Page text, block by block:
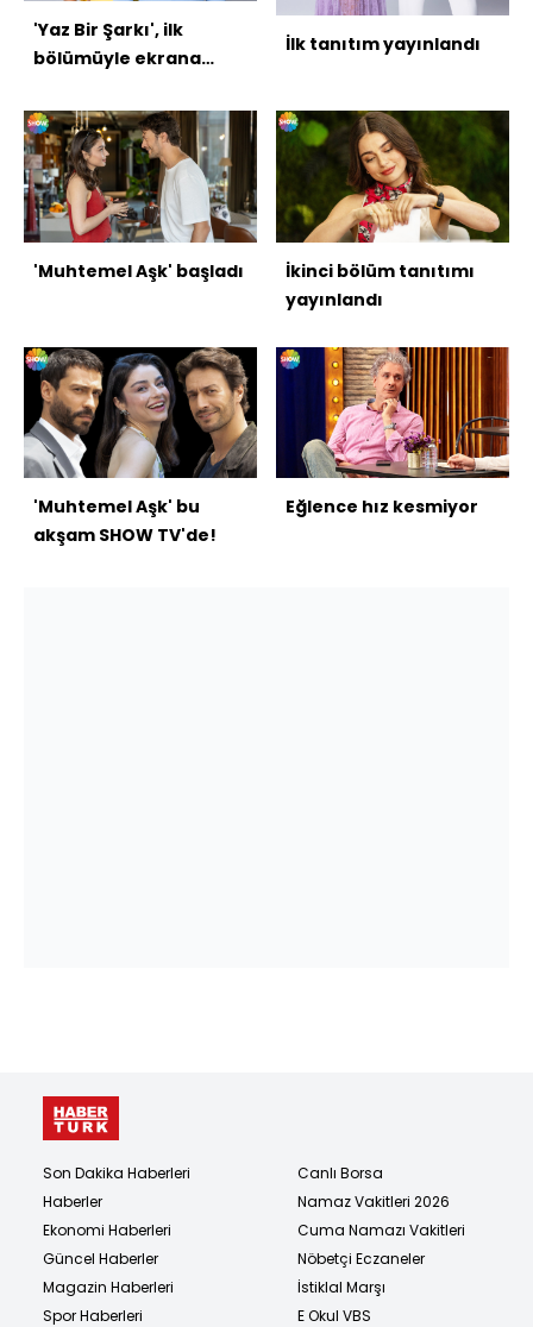
'Yaz Bir Şarkı', ilk
bölümüyle ekrana
İlk tanıtım yayınlandı
'Muhtemel Aşk' başladı
İkinci bölüm tanıtımı
yayınlandı
'Muhtemel Aşk' bu
akşam SHOW TV'de!
Eğlence hız kesmiyor
Son Dakika Haberleri
Haberler
Ekonomi Haberleri
Güncel Haberler
Magazin Haberleri
Spor Haberleri
Canlı Borsa
Namaz Vakitleri 2026
Cuma Namazı Vakitleri
Nöbetçi Eczaneler
İstiklal Marşı
E Okul VBS